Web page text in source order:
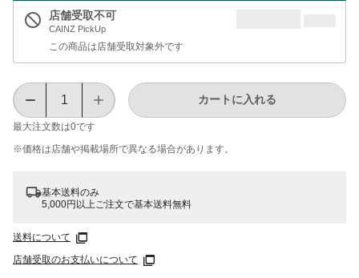
店舗受取不可
CAINZ PickUp
この商品は店舗受取対象外です
最大注文数は0です
カートに入れる
※価格は​店舗や​掲載場所で​異なる​場合が​あります。
基本送料のみ
5,000円以上ご注文で基本送料無料
送料について
店舗受取のお支払いについて